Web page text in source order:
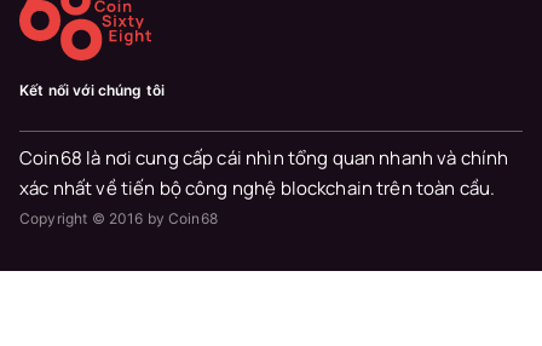
Kết nối với chúng tôi
Coin68 là nơi cung cấp cái nhìn tổng quan nhanh và chính
xác nhất về tiến bộ công nghệ blockchain trên toàn cầu.
Copyright © 2016 by Coin68